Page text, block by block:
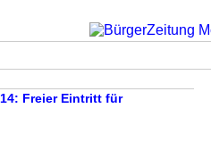
Freier Eintritt für